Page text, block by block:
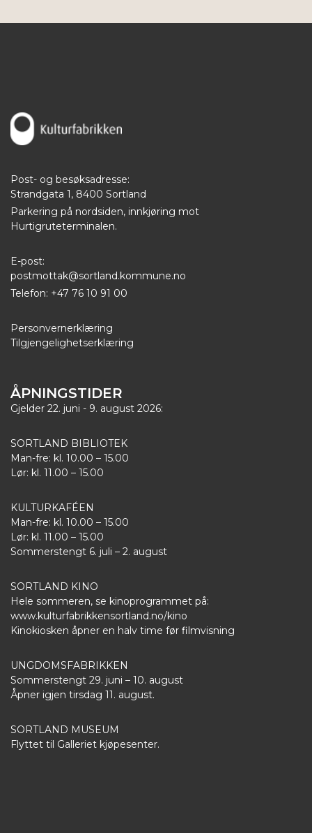
Post- og besøksadresse:
Strandgata 1, 8400 Sortland
Parkering på nordsiden, innkjøring mot
Hurtigruteterminalen.
E-post:
postmottak@sortland.kommune.no
Telefon: +47 76 10 91 00
Personvernerklæring
Tilgjengelighetserklæring
ÅPNINGSTIDER
Gjelder 22. juni - 9. august 2026:
SORTLAND BIBLIOTEK
Man-fre: kl. 10.00 – 15.00
Lør: kl. 11.00 – 15.00
KULTURKAFÉEN
Man-fre: kl. 10.00 – 15.00
Lør: kl. 11.00 – 15.00
Sommerstengt 6. juli – 2. august
SORTLAND KINO
Hele sommeren, se kinoprogrammet på:
www.kulturfabrikkensortland.no/kino
Kinokiosken åpner en halv time før filmvisning
UNGDOMSFABRIKKEN
Sommerstengt 29. juni – 10. august
Åpner igjen tirsdag 11. august.
SORTLAND MUSEUM
Flyttet til Galleriet kjøpesenter.